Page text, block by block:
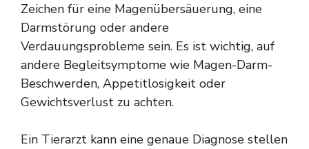
Zeichen für eine Magenübersäuerung, eine
Darmstörung oder andere
Verdauungsprobleme sein. Es ist wichtig, auf
andere Begleitsymptome wie Magen-Darm-
Beschwerden, Appetitlosigkeit oder
Gewichtsverlust zu achten.
Ein Tierarzt kann eine genaue Diagnose stellen